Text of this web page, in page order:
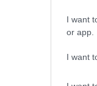
I want
or app.
I want